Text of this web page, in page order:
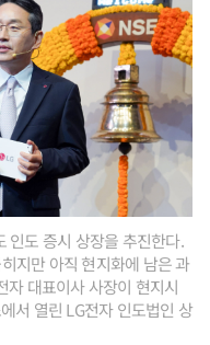
도 증시 상장을 추진한다.
지만 아직 현지화에 남은 과
자 대표이사 사장이 현지시
서 열린 LG전자 인도법인 상